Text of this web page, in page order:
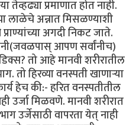
तेव्हढ्या प्रमाणात होत नाही.
अन्नात मिसळण्याशी
अगदी निकट जाते.
आपण सर्वांनीच)
तो आहे मानवी शरीरातील
तो हिरव्या वनस्पती खाणार्‍या
हेच की:- हरित वनस्पतीतील
मिळवणे. मानवी शरीरात
उर्जेसाठी वापरता येत् नाही